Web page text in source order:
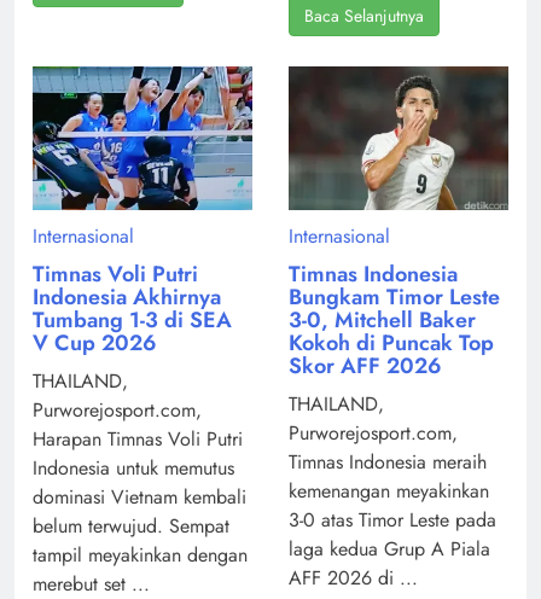
Baca Selanjutnya
Internasional
Timnas Voli Putri
Indonesia Akhirnya
Tumbang 1-3 di SEA
V Cup 2026
THAILAND,
Purworejosport.com,
Harapan Timnas Voli Putri
Indonesia untuk memutus
dominasi Vietnam kembali
belum terwujud. Sempat
tampil meyakinkan dengan
merebut set ...
Internasional
Timnas Indonesia
Bungkam Timor Leste
3-0, Mitchell Baker
Kokoh di Puncak Top
Skor AFF 2026
THAILAND,
Purworejosport.com,
Timnas Indonesia meraih
kemenangan meyakinkan
3-0 atas Timor Leste pada
laga kedua Grup A Piala
AFF 2026 di ...